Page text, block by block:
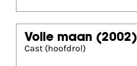
Volle maan (2002)
Cast (hoofdrol)